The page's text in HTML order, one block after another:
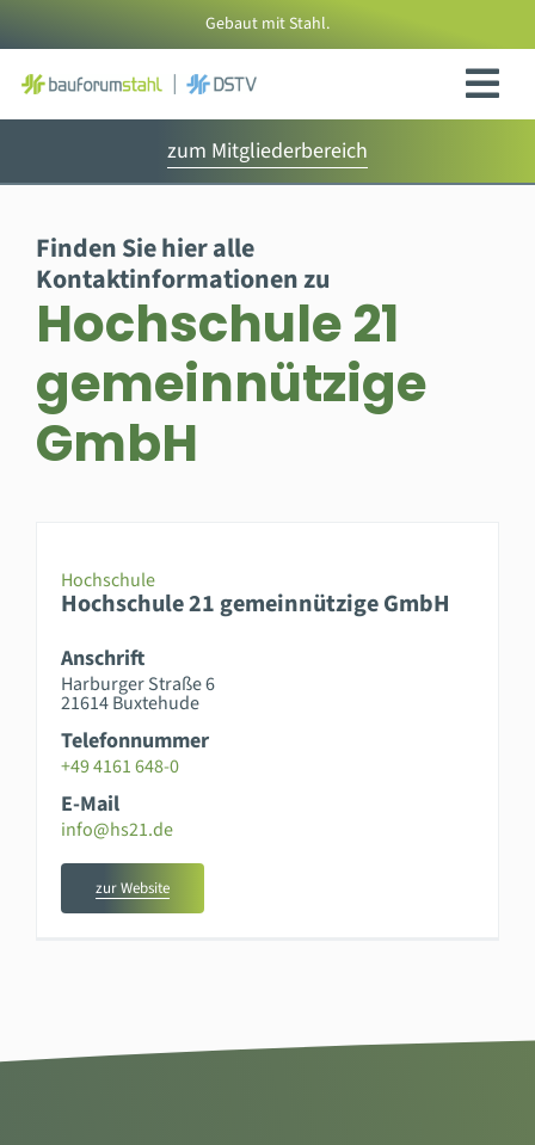
Inhalt
springen
Gebaut mit Stahl.
zum Mitgliederbereich
Finden Sie hier alle
Kontaktinformationen zu
Hochschule 21
gemeinnützige
GmbH
Hochschule
Hochschule 21 gemeinnützige GmbH
Anschrift
Harburger Straße 6
21614 Buxtehude
Telefonnummer
+49 4161 648-0
E-Mail
info@hs21.de
zur Website